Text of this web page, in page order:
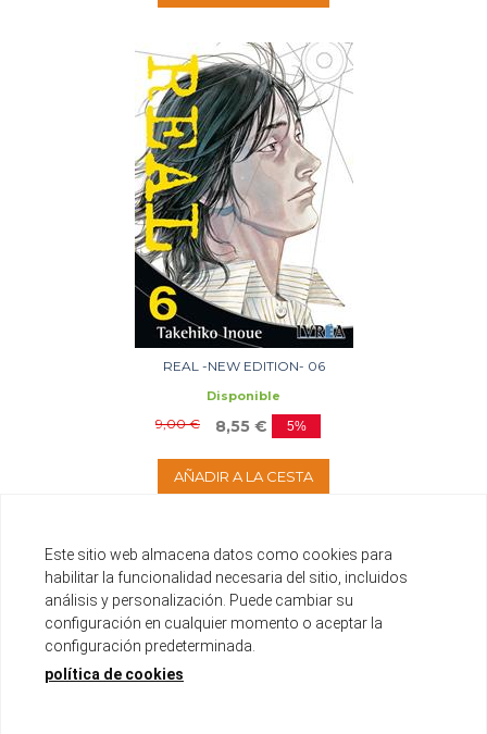
REAL -NEW EDITION- 06
Disponible
9,00 € 8,55 € 5%
AÑADIR A LA CESTA
Este sitio web almacena datos como cookies para
habilitar la funcionalidad necesaria del sitio, incluidos
análisis y personalización. Puede cambiar su
configuración en cualquier momento o aceptar la
configuración predeterminada.
política de cookies